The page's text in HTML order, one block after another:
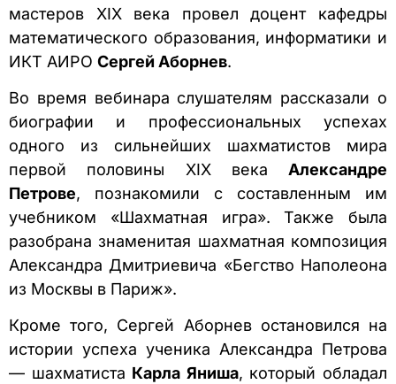
мастеров XIX века провел доцент кафедры
математического образования, информатики и
ИКТ АИРО Сергей Аборнев.
Во время вебинара слушателям рассказали о
биографии и профессиональных успехах
одного из сильнейших шахматистов мира
первой половины XIX века Александре
Петрове, познакомили с составленным им
учебником «Шахматная игра». Также была
разобрана знаменитая шахматная композиция
Александра Дмитриевича «Бегство Наполеона
из Москвы в Париж».
Кроме того, Сергей Аборнев остановился на
истории успеха ученика Александра Петрова
— шахматиста Карла Яниша, который обладал